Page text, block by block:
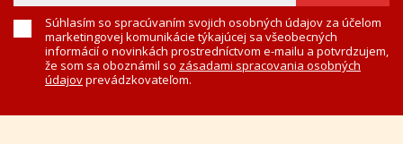
Súhlasím so spracúvaním svojich osobných údajov za účelom
marketingovej komunikácie týkajúcej sa všeobecných
informácií o novinkách prostredníctvom e-mailu a potvrdzujem,
že som sa oboznámil so zásadami spracovania osobných
údajovprevádzkovateľom.